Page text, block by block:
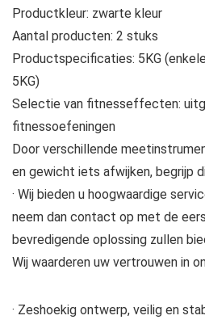
Productkleur: zwarte kleur
Aantal producten: 2 stuks
Productspecificaties: 5KG
5KG)
Selectie van fitnesseffecten:
fitnessoefeningen
Door verschillende
en gewicht iets afwijken, begrijp
· Wij bieden u hoogwaardige
neem dan contact op met de
bevredigende oplossing zullen
Wij waarderen uw vertrouwen in
· Zeshoekig ontwerp, veilig en